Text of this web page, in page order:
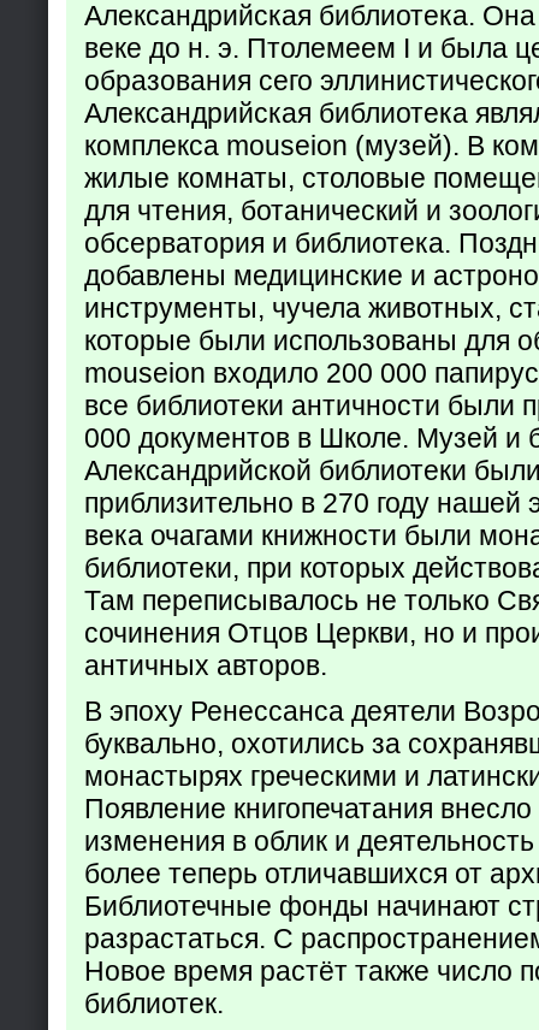
Александрийская библиотека.
веке до н. э. Птолемеем I и была
образования сего
Александрийская библиотека
комплекса mouseion (музей). В
жилые комнаты, столовые
для чтения, ботанический и
обсерватория и библиотека.
добавлены медицинские и
инструменты, чучела животных,
которые были использованы для
mouseion входило 200 000
все библиотеки античности были
000 документов в Школе. Музей и
Александрийской библиотеки
приблизительно в 270 году
века очагами книжности были
библиотеки, при которых
Там переписывалось не только
сочинения Отцов Церкви, но и
античных авторов.
В эпоху Ренессанса деятели
буквально, охотились за
монастырях греческими и
Появление книгопечатания
изменения в облик и
более теперь отличавшихся от
Библиотечные фонды начинают
разрастаться. С
Новое время растёт также число
библиотек.